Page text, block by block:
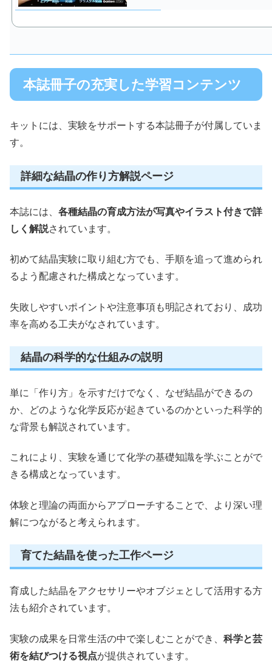
本誌冊子の充実した学習コンテンツ
キットには、実験をサポートする本誌冊子が付属していま
す。
詳細な結晶の作り方解説ページ
本誌には、 各種結晶の育成方法が写真やイラスト付きで詳
しく解説されています。
初めて結晶実験に取り組む方でも、手順を追って進められ
るよう配慮された構成となっています。
失敗しやすいポイントや注意事項も明記されており、成功
率を高める工夫がなされています。
結晶の科学的な仕組みの説明
単に「作り方」を示すだけでなく、なぜ結晶ができるの
か、どのような化学反応が起きているのかといった科学的
な背景も解説されています。
これにより、実験を通じて化学の基礎知識を学ぶことがで
きる構成となっています。
体験と理論の両面からアプローチすることで、より深い理
解につながると考えられます。
育てた結晶を使った工作ページ
育成した結晶をアクセサリーやオブジェとして活用する方
法も紹介されています。
実験の成果を日常生活の中で楽しむことができ、 科学と芸
術を結びつける視点が提供されています。